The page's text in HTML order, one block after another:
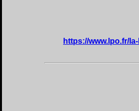
https://www.lpo.fr/